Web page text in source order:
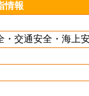
情報
・交通安全・海上